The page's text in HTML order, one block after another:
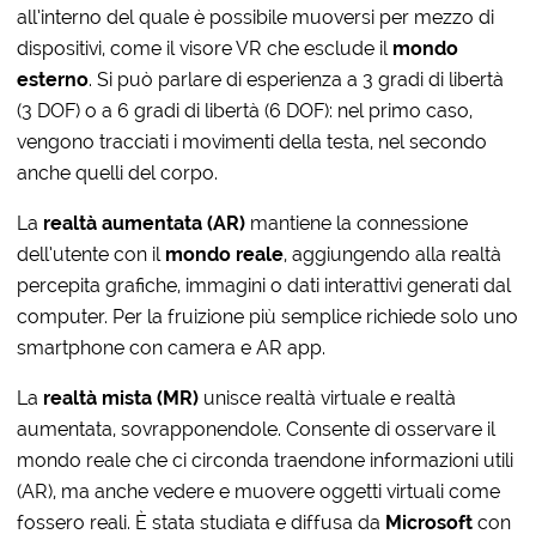
all’interno del quale è possibile muoversi per mezzo di
dispositivi, come il visore VR che esclude il mondo
esterno. Si può parlare di esperienza a 3 gradi di libertà
(3 DOF) o a 6 gradi di libertà (6 DOF): nel primo caso,
vengono tracciati i movimenti della testa, nel secondo
anche quelli del corpo.
La realtà aumentata (AR) mantiene la connessione
dell’utente con il mondo reale, aggiungendo alla realtà
percepita grafiche, immagini o dati interattivi generati dal
computer. Per la fruizione più semplice richiede solo uno
smartphone con camera e AR app.
La realtà mista (MR) unisce realtà virtuale e realtà
aumentata, sovrapponendole. Consente di osservare il
mondo reale che ci circonda traendone informazioni utili
(AR), ma anche vedere e muovere oggetti virtuali come
fossero reali. È stata studiata e diffusa da Microsoftcon